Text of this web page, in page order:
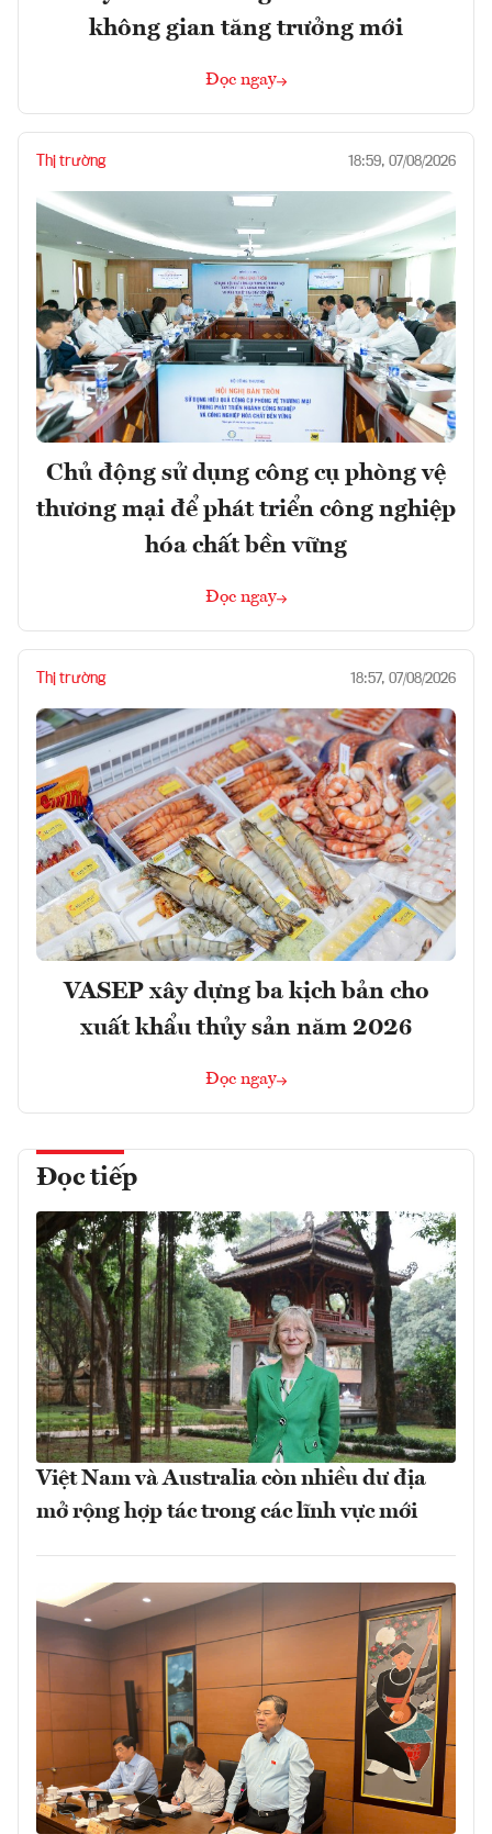
không gian tăng trưởng mới
Đọc ngay
Thị trường 18:59, 07/08/2026
Chủ động sử dụng công cụ phòng vệ
thương mại để phát triển công nghiệp
hóa chất bền vững
Đọc ngay
Thị trường 18:57, 07/08/2026
VASEP xây dựng ba kịch bản cho
xuất khẩu thủy sản năm 2026
Đọc ngay
Đọc tiếp
Việt Nam và Australia còn nhiều dư địa
mở rộng hợp tác trong các lĩnh vực mới